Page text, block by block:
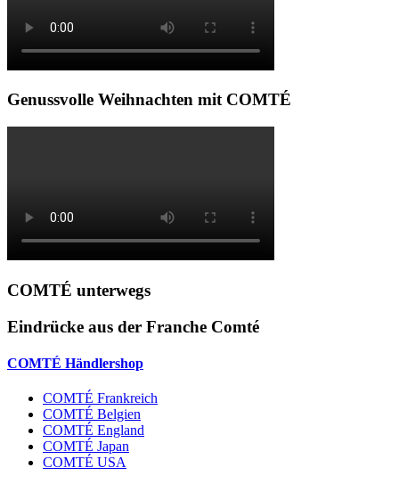
Genussvolle Weihnachten mit COMTÉ
COMTÉ unterwegs
Eindrücke aus der Franche Comté
COMTÉ Händlershop
COMTÉ Frankreich
COMTÉ Belgien
COMTÉ England
COMTÉ Japan
COMTÉ USA